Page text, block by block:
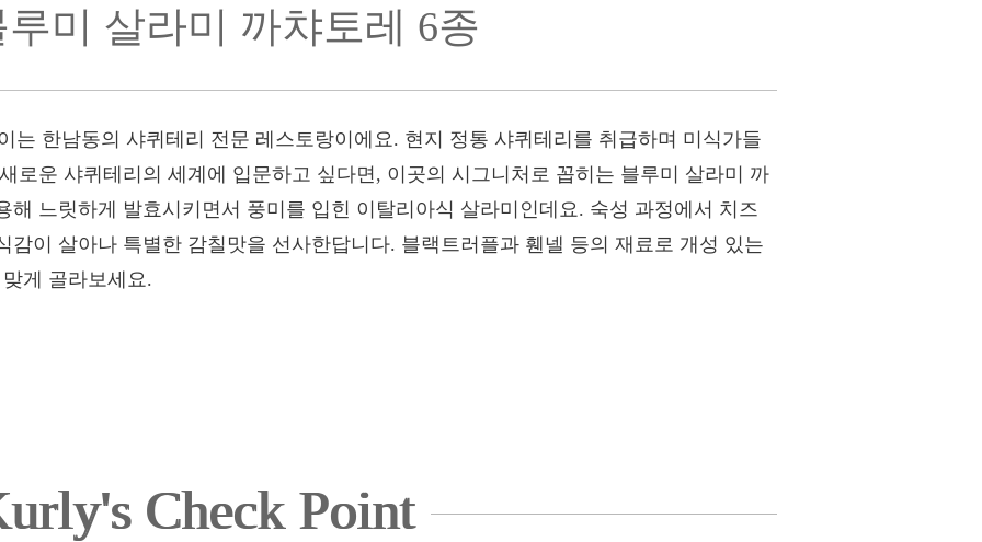
미 살라미 까챠토레 6종
는 한남동의 샤퀴테리 전문 레스토랑이에요. 현지 정통 샤퀴테리를 취급하며 미식가들
로운 샤퀴테리의 세계에 입문하고 싶다면, 이곳의 시그니처로 꼽히는 블루미 살라미 까
해 느릿하게 발효시키면서 풍미를 입힌 이탈리아식 살라미인데요. 숙성 과정에서 치즈
감이 살아나 특별한 감칠맛을 선사한답니다. 블랙트러플과 휀넬 등의 재료로 개성 있는
게 골라보세요.
Check Point